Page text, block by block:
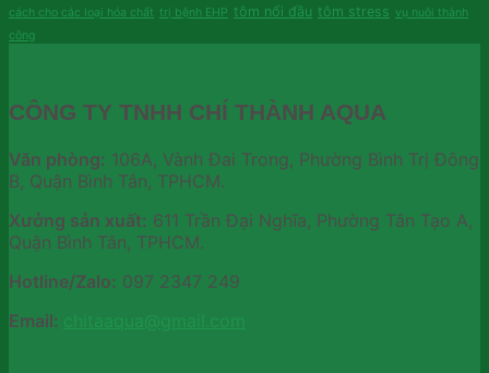
cách cho các loại hóa chất trị bệnh EHP tôm nổi đầu tôm stress vụ nuôi thành
công
CÔNG TY TNHH CHÍ THÀNH AQUA
Văn phòng: 106A, Vành Đai Trong, Phường Bình Trị Đông
B, Quận Bình Tân, TPHCM.
Xưởng sản xuất: 611 Trần Đại Nghĩa, Phường Tân Tạo A,
Quận Bình Tân, TPHCM.
Hotline/Zalo: 097 2347 249
Email: